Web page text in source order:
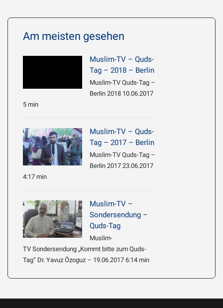
Am meisten gesehen
Muslim-TV – Quds-
Tag – 2018 – Berlin
Muslim-TV Quds-Tag –
Berlin 2018 10.06.2017
5 min
Muslim-TV – Quds-
Tag – 2017 – Berlin
Muslim-TV Quds-Tag –
Berlin 2017 23.06.2017
4:17 min
Muslim-TV –
Sondersendung –
Quds-Tag
Muslim-
TV Sondersendung „Kommt bitte zum Quds-
Tag“ Dr. Yavuz Özoguz – 19.06.2017 6:14 min